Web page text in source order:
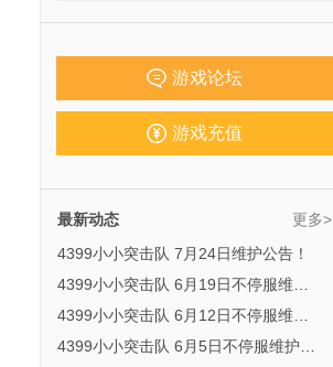
游戏论坛
游戏充值
最新动态
更多>
4399小小突击队 7月24日维护公告！